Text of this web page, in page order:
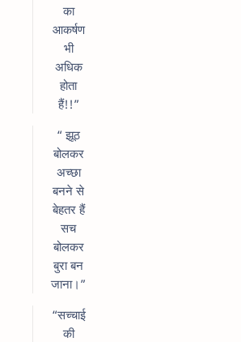
का
आकर्षण
भी
अधिक
होता
हैं!!”
“ झूठ
बोलकर
अच्छा
बनने से
बेहतर हैं
सच
बोलकर
बुरा बन
जाना।”
“सच्चाई
की